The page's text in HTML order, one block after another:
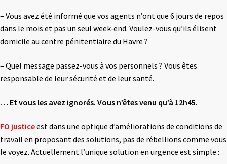
– Vous avez été informé que vos agents n’ont que 6 jours de repos
dans le mois et pas un seul week-end. Voulez-vous qu’ils élisent
domicile au centre pénitentiaire du Havre ?
– Quel message passez-vous à vos personnels ? Vous êtes
responsable de leur sécurité et de leur santé.
… Et vous les avez ignorés. Vous n’êtes venu qu’à 12h45.
FO justiceest dans une optique d’améliorations de conditions de
travail en proposant des solutions, pas de rébellions comme vous
le voyez. Actuellement l’unique solution en urgence est simple :